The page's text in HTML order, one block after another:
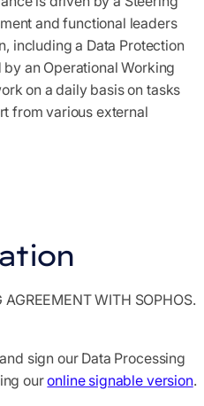
and functional leaders
including a Data Protection
an Operational Working
on a daily basis on tasks
from various external
AGREEMENT WITH SOPHOS.
sign our Data Processing
ouronline signable version.